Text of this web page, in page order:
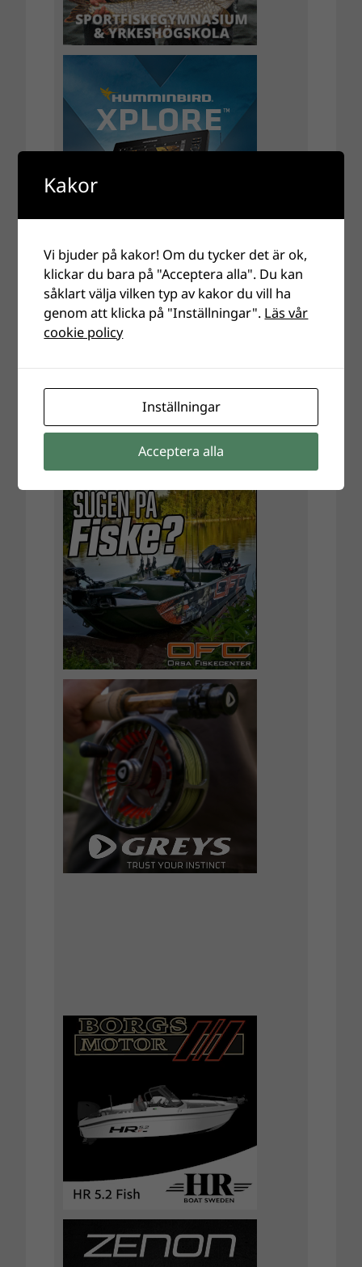
Kakor
Vi bjuder på kakor! Om du tycker det är ok,
klickar du bara på "Acceptera alla". Du kan
såklart välja vilken typ av kakor du vill ha
genom att klicka på "Inställningar". Läs vår
cookie policy
Inställningar
Acceptera alla